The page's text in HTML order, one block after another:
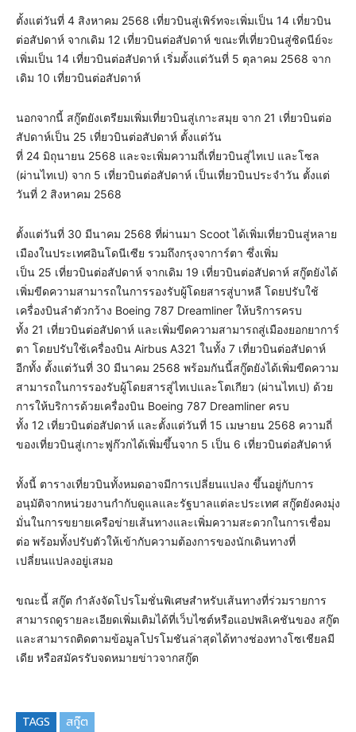
ตั้งแต่วันที่ 4 สิงหาคม 2568 เที่ยวบินสู่เพิร์ทจะเพิ่มเป็น 14 เที่ยวบิน
ต่อสัปดาห์ จากเดิม 12 เที่ยวบินต่อสัปดาห์ ขณะที่เที่ยวบินสู่ซิดนีย์จะ
เพิ่มเป็น 14 เที่ยวบินต่อสัปดาห์ เริ่มตั้งแต่วันที่ 5 ตุลาคม 2568 จาก
เดิม 10 เที่ยวบินต่อสัปดาห์
นอกจากนี้ สกู๊ตยังเตรียมเพิ่มเที่ยวบินสู่เกาะสมุย จาก 21 เที่ยวบินต่อ
สัปดาห์เป็น 25 เที่ยวบินต่อสัปดาห์ ตั้งแต่วัน
ที่ 24 มิถุนายน 2568 และจะเพิ่มความถี่เที่ยวบินสู่ไทเป และโซล
(ผ่านไทเป) จาก 5 เที่ยวบินต่อสัปดาห์ เป็นเที่ยวบินประจำวัน ตั้งแต่
วันที่ 2 สิงหาคม 2568
ตั้งแต่วันที่ 30 มีนาคม 2568 ที่ผ่านมา Scoot ได้เพิ่มเที่ยวบินสู่หลาย
เมืองในประเทศอินโดนีเซีย รวมถึงกรุงจาการ์ตา ซึ่งเพิ่ม
เป็น 25 เที่ยวบินต่อสัปดาห์ จากเดิม 19 เที่ยวบินต่อสัปดาห์ สกู๊ตยังได้
เพิ่มขีดความสามารถในการรองรับผู้โดยสารสู่บาหลี โดยปรับใช้
เครื่องบินลำตัวกว้าง Boeing 787 Dreamliner ให้บริการครบ
ทั้ง 21 เที่ยวบินต่อสัปดาห์ และเพิ่มขีดความสามารถสู่เมืองยอกยาการ์
ตา โดยปรับใช้เครื่องบิน Airbus A321 ในทั้ง 7 เที่ยวบินต่อสัปดาห์
อีกทั้ง ตั้งแต่วันที่ 30 มีนาคม 2568 พร้อมกันนี้สกู๊ตยังได้เพิ่มขีดความ
สามารถในการรองรับผู้โดยสารสู่ไทเปและโตเกียว (ผ่านไทเป) ด้วย
การให้บริการด้วยเครื่องบิน Boeing 787 Dreamliner ครบ
ทั้ง 12 เที่ยวบินต่อสัปดาห์ และตั้งแต่วันที่ 15 เมษายน 2568 ความถี่
ของเที่ยวบินสู่เกาะฟูก๊วกได้เพิ่มขึ้นจาก 5 เป็น 6 เที่ยวบินต่อสัปดาห์
ทั้งนี้ ตารางเที่ยวบินทั้งหมดอาจมีการเปลี่ยนแปลง ขึ้นอยู่กับการ
อนุมัติจากหน่วยงานกำกับดูแลและรัฐบาลแต่ละประเทศ สกู๊ตยังคงมุ่ง
มั่นในการขยายเครือข่ายเส้นทางและเพิ่มความสะดวกในการเชื่อม
ต่อ พร้อมทั้งปรับตัวให้เข้ากับความต้องการของนักเดินทางที่
เปลี่ยนแปลงอยู่เสมอ
ขณะนี้ สกู๊ต กำลังจัดโปรโมชั่นพิเศษสำหรับเส้นทางที่ร่วมรายการ
สามารถดูรายละเอียดเพิ่มเติมได้ที่เว็บไซต์หรือแอปพลิเคชันของ สกู๊ต
และสามารถติดตามข้อมูลโปรโมชันล่าสุดได้ทางช่องทางโซเชียลมี
เดีย หรือสมัครรับจดหมายข่าวจากสกู๊ต
TAGS สกู๊ต